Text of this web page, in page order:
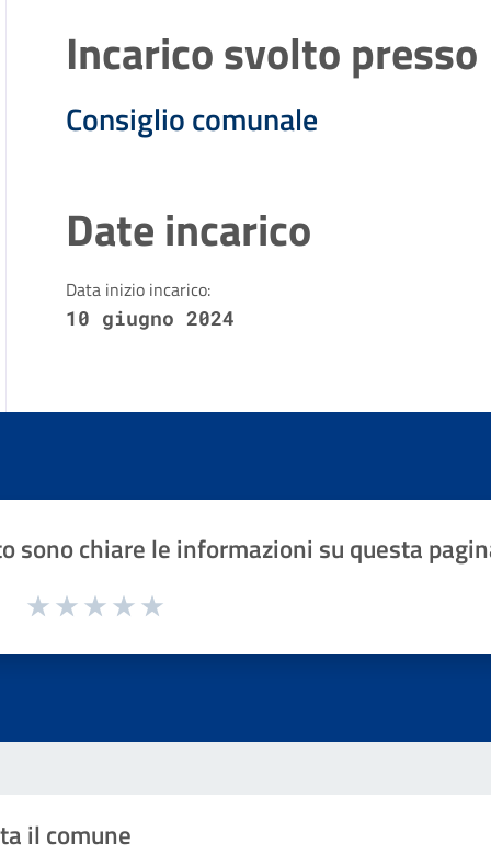
Incarico svolto presso
Consiglio comunale
Date incarico
Data inizio incarico:
10 giugno 2024
sono chiare le informazioni su questa
1 a 5 stelle la pagina
il comune